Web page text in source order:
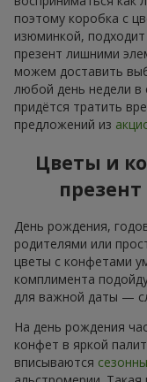
поэтому коробка с
изюминкой,
презент лишними
можем доставить
любой день недели в
придётся тратить
предложений из
Цветы и
День рождения,
родителями или
цветы с конфетами
комплимента
для важной даты —
На день рождения
конфет в яркой
вписываются